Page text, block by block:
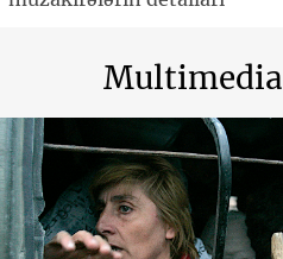
Multimedia